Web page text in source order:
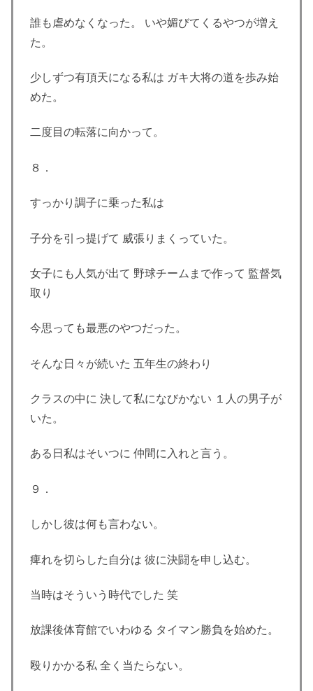
誰も虐めなくなった。 いや媚びてくるやつが増え
た。
少しずつ有頂天になる私は ガキ大将の道を歩み始
めた。
二度目の転落に向かって。
８．
すっかり調子に乗った私は
子分を引っ提げて 威張りまくっていた。
女子にも人気が出て 野球チームまで作って 監督気
取り
今思っても最悪のやつだった。
そんな日々が続いた 五年生の終わり
クラスの中に 決して私になびかない １人の男子が
いた。
ある日私はそいつに 仲間に入れと言う。
９．
しかし彼は何も言わない。
痺れを切らした自分は 彼に決闘を申し込む。
当時はそういう時代でした 笑
放課後体育館でいわゆる タイマン勝負を始めた。
殴りかかる私 全く当たらない。